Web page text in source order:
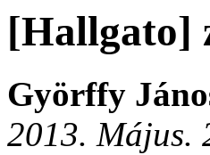
[Hallgato]
Györffy
2013. Május.